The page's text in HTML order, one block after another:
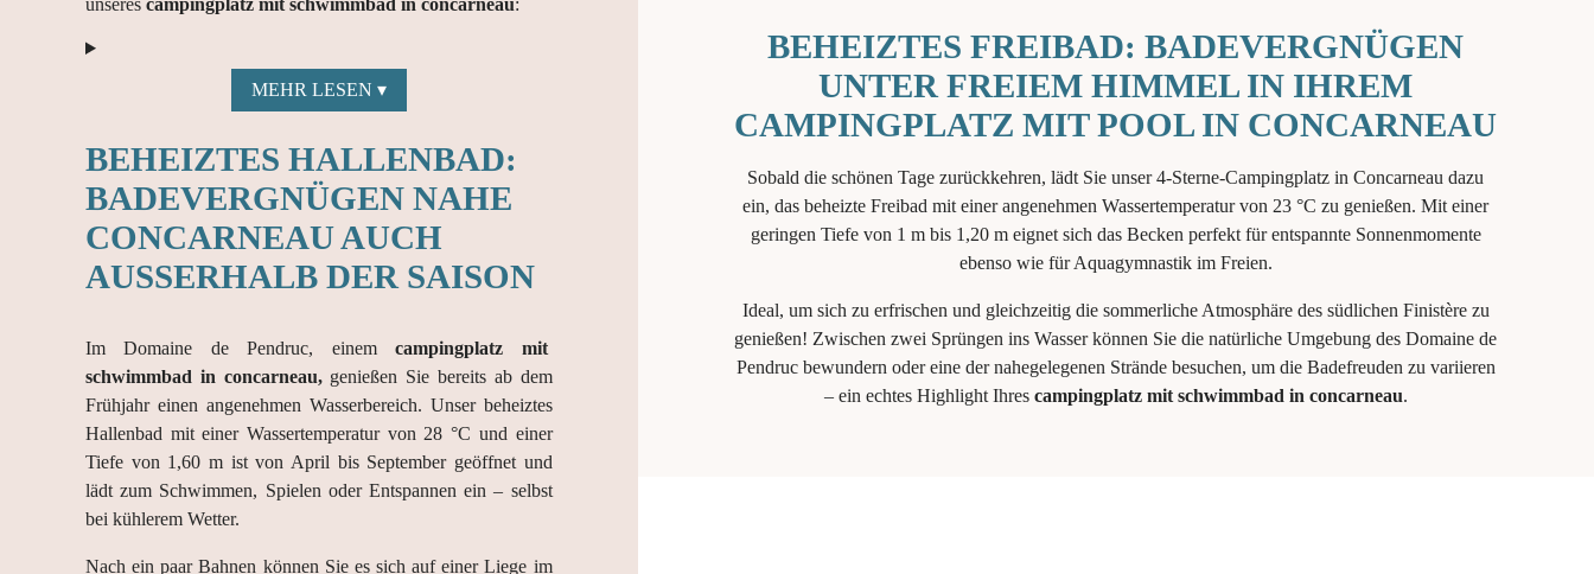
unseres campingplatz mit schwimmbad in concarneau:
BEHEIZTES HALLENBAD:
BADEVERGNÜGEN NAHE
CONCARNEAU AUCH
AUSSERHALB DER SAISON
Im Domaine de Pendruc, einemcampingplatz mit
schwimmbad in concarneau,genießen Sie bereits ab dem
Frühjahr einen angenehmen Wasserbereich. Unser beheiztes
Hallenbad mit einer Wassertemperatur von 28 °C und einer
Tiefe von 1,60 m ist von April bis September geöffnet und
lädt zum Schwimmen, Spielen oder Entspannen ein – selbst
bei kühlerem Wetter.
Nach ein paar Bahnen können Sie es sich auf einer Liege im
BEHEIZTES FREIBAD: BADEVERGNÜGEN
UNTER FREIEM HIMMEL IN IHREM
CAMPINGPLATZ MIT POOL IN CONCARNEAU
Sobald die schönen Tage zurückkehren, lädt Sie unser 4-Sterne-Campingplatz in Concarneau dazu
ein, das beheizte Freibad mit einer angenehmen Wassertemperatur von 23 °C zu genießen. Mit einer
geringen Tiefe von 1 m bis 1,20 m eignet sich das Becken perfekt für entspannte Sonnenmomente
ebenso wie für Aquagymnastik im Freien.
Ideal, um sich zu erfrischen und gleichzeitig die sommerliche Atmosphäre des südlichen Finistère zu
genießen! Zwischen zwei Sprüngen ins Wasser können Sie die natürliche Umgebung des Domaine de
Pendruc bewundern oder eine der nahegelegenen Strände besuchen, um die Badefreuden zu variieren
– ein echtes Highlight Ihres campingplatz mit schwimmbad in concarneau.